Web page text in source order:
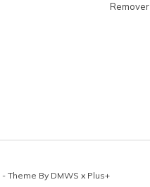
Remover
- Theme By DMWS x Plus+